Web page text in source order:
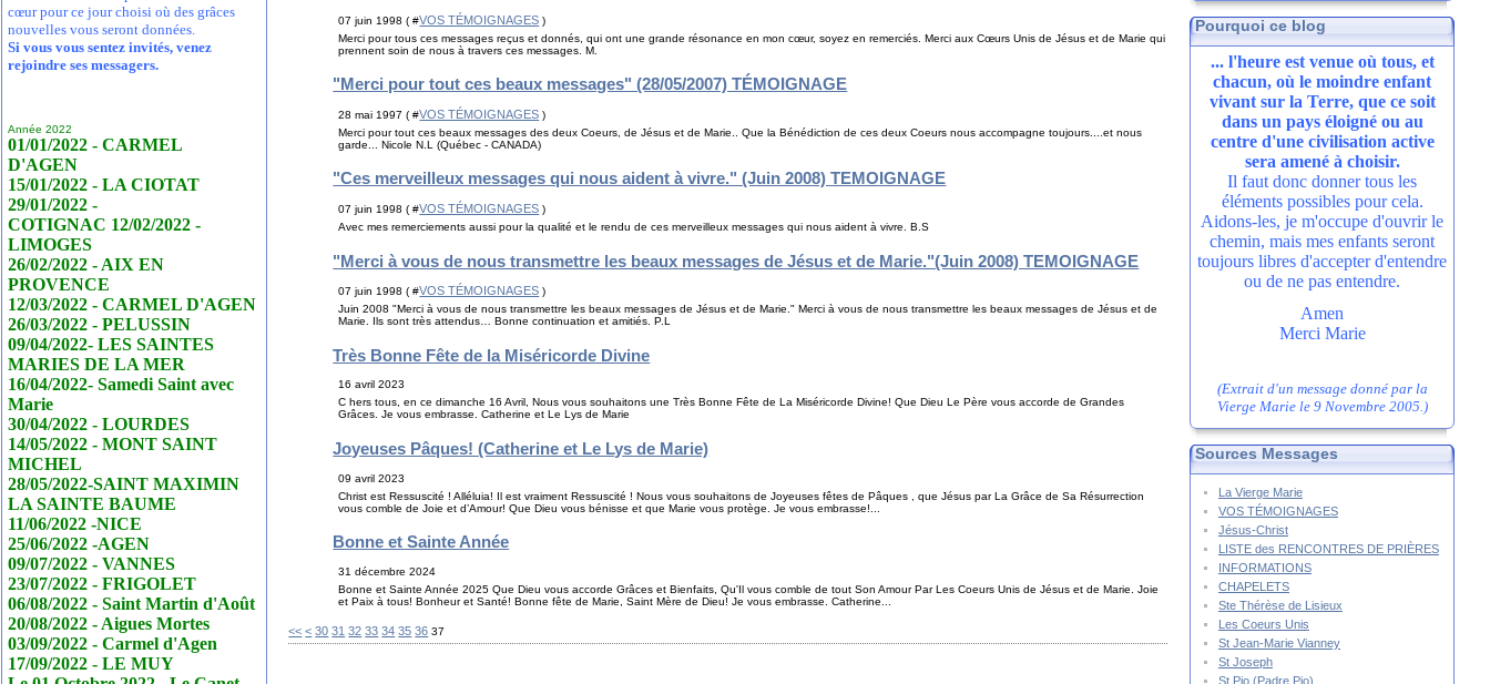
cœur pour ce jour choisi où des grâces
nouvelles vous seront données.
Si vous vous sentez invités, venez
rejoindre ses messagers.
Année 2022
01/01/2022 - CARMEL
D'AGEN
15/01/2022 - LA CIOTAT
29/01/2022 -
COTIGNAC 12/02/2022 -
LIMOGES
26/02/2022 - AIX EN
PROVENCE
12/03/2022 - CARMEL D'AGEN
26/03/2022 - PELUSSIN
09/04/2022- LES SAINTES
MARIES DE LA MER
16/04/2022- Samedi Saint avec
Marie
30/04/2022 - LOURDES
14/05/2022 - MONT SAINT
MICHEL
28/05/2022-SAINT MAXIMIN
LA SAINTE BAUME
11/06/2022 -NICE
25/06/2022 -AGEN
09/07/2022 - VANNES
23/07/2022 - FRIGOLET
06/08/2022 - Saint Martin d'Août
20/08/2022 - Aigues Mortes
03/09/2022 - Carmel d'Agen
17/09/2022 - LE MUY
07 juin 1998 ( #VOS TÉMOIGNAGES )
Merci pour tous ces messages reçus et donnés, qui ont une grande résonance en mon cœur, soyez en remerciés. Merci aux Cœurs Unis de Jésus et de Marie qui
prennent soin de nous à travers ces messages. M.
"Merci pour tout ces beaux messages" (28/05/2007) TÉMOIGNAGE
28 mai 1997 ( #VOS TÉMOIGNAGES )
Merci pour tout ces beaux messages des deux Coeurs, de Jésus et de Marie.. Que la Bénédiction de ces deux Coeurs nous accompagne toujours....et nous
garde... Nicole N.L (Québec - CANADA)
"Ces merveilleux messages qui nous aident à vivre." (Juin 2008) TEMOIGNAGE
07 juin 1998 ( #VOS TÉMOIGNAGES )
Avec mes remerciements aussi pour la qualité et le rendu de ces merveilleux messages qui nous aident à vivre. B.S
"Merci à vous de nous transmettre les beaux messages de Jésus et de Marie."(Juin 2008) TEMOIGNAGE
07 juin 1998 ( #VOS TÉMOIGNAGES )
Juin 2008 "Merci à vous de nous transmettre les beaux messages de Jésus et de Marie." Merci à vous de nous transmettre les beaux messages de Jésus et de
Marie. Ils sont très attendus… Bonne continuation et amitiés. P.L
Très Bonne Fête de la Miséricorde Divine
16 avril 2023
C hers tous, en ce dimanche 16 Avril, Nous vous souhaitons une Très Bonne Fête de La Miséricorde Divine! Que Dieu Le Père vous accorde de Grandes
Grâces. Je vous embrasse. Catherine et Le Lys de Marie
Joyeuses Pâques! (Catherine et Le Lys de Marie)
09 avril 2023
Christ est Ressuscité ! Alléluia! Il est vraiment Ressuscité ! Nous vous souhaitons de Joyeuses fêtes de Pâques , que Jésus par La Grâce de Sa Résurrection
vous comble de Joie et d’Amour! Que Dieu vous bénisse et que Marie vous protège. Je vous embrasse!...
Bonne et Sainte Année
31 décembre 2024
Bonne et Sainte Année 2025 Que Dieu vous accorde Grâces et Bienfaits, Qu'Il vous comble de tout Son Amour Par Les Coeurs Unis de Jésus et de Marie. Joie
et Paix à tous! Bonheur et Santé! Bonne fête de Marie, Saint Mère de Dieu! Je vous embrasse. Catherine...
<< < 10
20
30 31 32 33 34 35 36 37
Pourquoi ce blog
... l'heure est venue où tous, et
chacun, où le moindre enfant
vivant sur la Terre, que ce soit
dans un pays éloigné ou au
centre d'une civilisation active
sera amené à choisir.
Il faut donc donner tous les
éléments possibles pour cela.
Aidons-les, je m'occupe d'ouvrir le
chemin, mais mes enfants seront
toujours libres d'accepter d'entendre
ou de ne pas entendre.
Amen
Merci Marie
(Extrait d'un message donné par la
Vierge Marie le 9 Novembre 2005.)
Sources Messages
La Vierge Marie
VOS TÉMOIGNAGES
Jésus-Christ
LISTE des RENCONTRES DE PRIÈRES
INFORMATIONS
CHAPELETS
Ste Thérèse de Lisieux
Les Coeurs Unis
St Jean-Marie Vianney
St Joseph
St Pio (Padre Pio)